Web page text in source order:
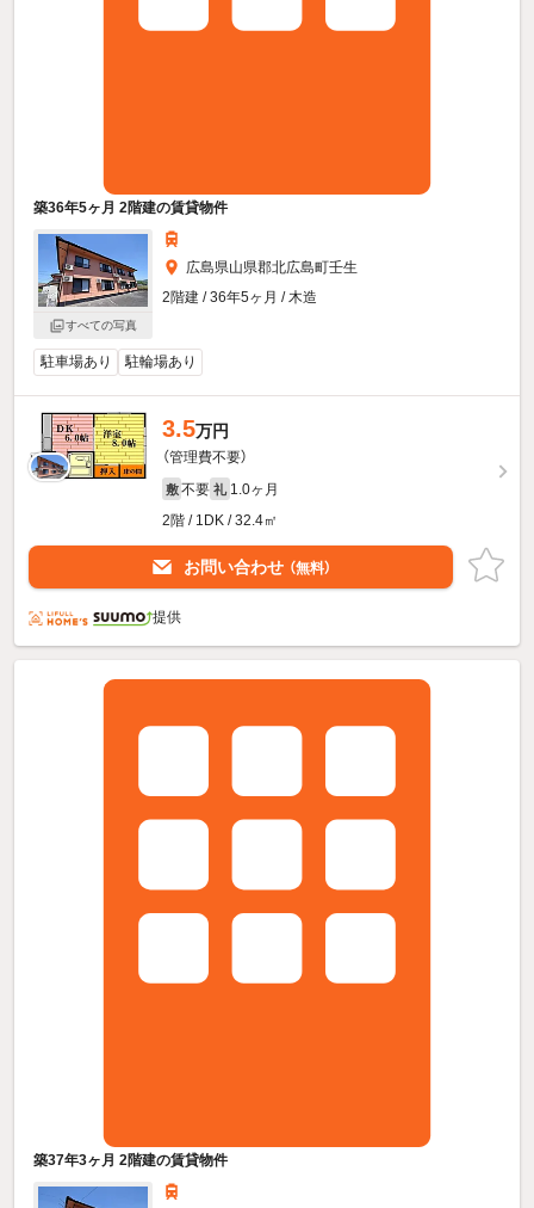
築36年5ヶ月 2階建の賃貸物件
すべての写真
広島県山県郡北広島町壬生
2階建 / 36年5ヶ月 / 木造
駐車場あり 駐輪場あり
3.5万円
（管理費不要）
敷 不要 礼 1.0ヶ月
2階 / 1DK / 32.4㎡
お問い合わせ （無料）
提供
築37年3ヶ月 2階建の賃貸物件